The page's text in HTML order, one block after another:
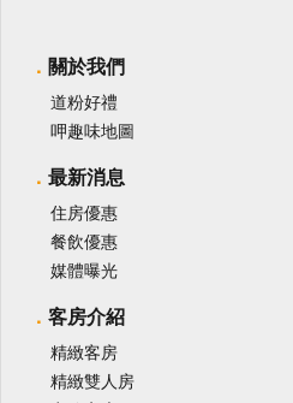
關於我們
道粉好禮
呷趣味地圖
最新消息
住房優惠
餐飲優惠
媒體曝光
客房介紹
精緻客房
精緻雙人房